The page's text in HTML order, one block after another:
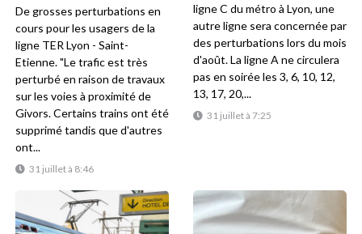
31 juillet à 8:46
De grosses perturbations en
cours pour les usagers de la
ligne TER Lyon - Saint-
Etienne. "Le trafic est très
perturbé en raison de travaux
sur les voies à proximité de
Givors. Certains trains ont été
supprimé tandis que d'autres
ont...
31 juillet à 7:25
ligne C du métro à Lyon, une
autre ligne sera concernée par
des perturbations lors du mois
d'août. La ligne A ne circulera
pas en soirée les 3, 6, 10, 12,
13, 17, 20,...